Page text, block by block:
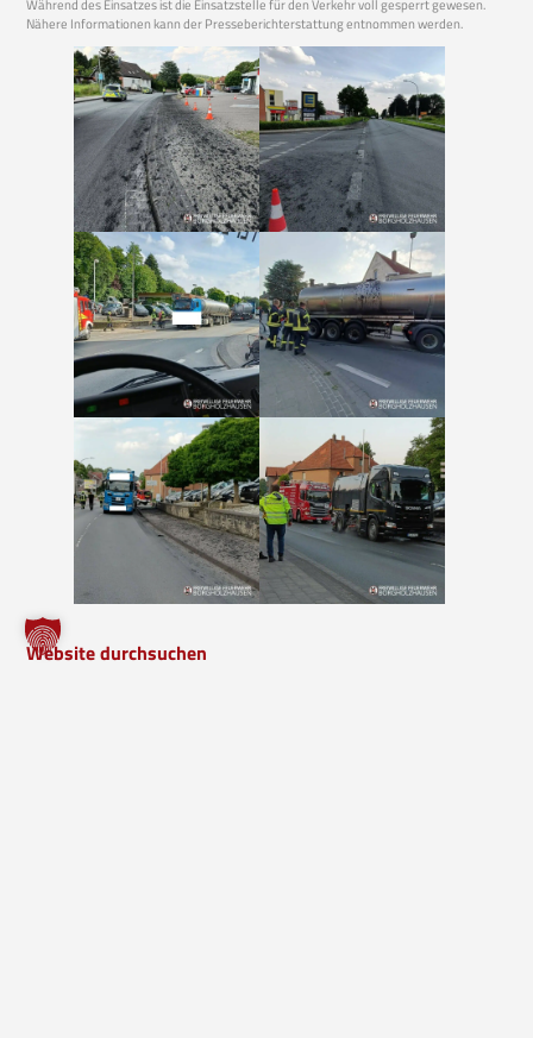
Während des Einsatzes ist die Einsatzstelle für den Verkehr voll gesperrt gewesen.
Nähere Informationen kann der Presseberichterstattung entnommen werden.
Website durchsuchen